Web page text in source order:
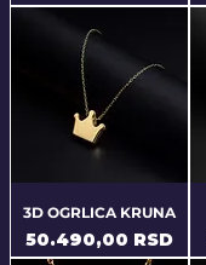
3D OGRLICA KRUNA
Price
50.490,00 RSD